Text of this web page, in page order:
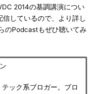
2014の基調講演につい
しているので、より詳し
のPodcastもぜひ聴いてみ
ック系ブロガー。ブロ